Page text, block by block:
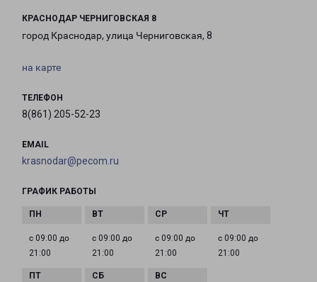
КРАСНОДАР ЧЕРНИГОВСКАЯ 8
город Краснодар, улица Черниговская, 8
на карте
ТЕЛЕФОН
8(861) 205-52-23
EMAIL
krasnodar@pecom.ru
ГРАФИК РАБОТЫ
с 09:00 до
21:00
с 09:00 до
21:00
с 09:00 до
21:00
с 09:00 до
21:00